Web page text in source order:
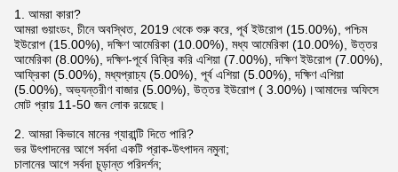
1. আমরা কারা?
আমরা গুয়াংডং, চীনে অবস্থিত, 2019 থেকে শুরু করে, পূর্ব ইউরোপ (15.00%), পশ্চিম
ইউরোপ (15.00%), দক্ষিণ আমেরিকা (10.00%), মধ্য আমেরিকা (10.00%), উত্তর
আমেরিকা (8.00%), দক্ষিণ-পূর্বে বিক্রি করি এশিয়া (7.00%), দক্ষিণ ইউরোপ (7.00%),
আফ্রিকা (5.00%), মধ্যপ্রাচ্য (5.00%), পূর্ব এশিয়া (5.00%), দক্ষিণ এশিয়া
(5.00%), অভ্যন্তরীণ বাজার (5.00%), উত্তর ইউরোপ ( 3.00%)।আমাদের অফিসে
মোট প্রায় 11-50 জন লোক রয়েছে।
2. আমরা কিভাবে মানের গ্যারান্টি দিতে পারি?
ভর উৎপাদনের আগে সর্বদা একটি প্রাক-উৎপাদন নমুনা;
চালানের আগে সর্বদা চূড়ান্ত পরিদর্শন;